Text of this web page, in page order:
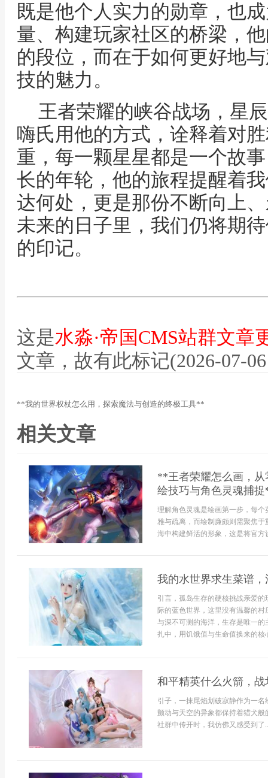
既是他个人实力的勋章，也
量、构建玩家社区的桥梁，
的段位，而在于如何更好地
技的魅力。
王者荣耀的峡谷战场，星
嗨氏用他的方式，诠释着对
重，每一颗星星都是一个故
长的年轮，他的旅程提醒着
达何处，更是那份不断向上
未来的日子里，我们仍将期
的印记。
这是水淼·帝国CMS站群文章
文章，故有此标记(2026-07-
**我的世界权杖怎么用，探索魔法与创造的终极工具**
相关文章
**王者荣耀怎么画，
绘技巧与角色灵魂捕
理解角色灵魂是绘画第一步，每
雅与疏离，而绘制廉颇则需聚焦
海中构建鲜活的形象，这是将官方
我的水世界求生菜谱
引言，孤岛生存的硬核挑战亲爱
际的蓝色世界，这里没有温馨的
与深不可测的海洋，生存是唯一
扎中，用饥饿值与生命值换来的核
和平精英什么火箭，
引子，一抹尾焰划破寂静作为一
颤动与天空的异象都保持着猎犬
社群中传开时，我仿佛又感受到了